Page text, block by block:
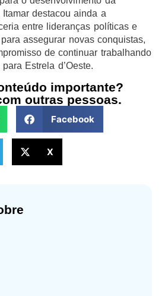
destacou ainda a
entre lideranças políticas e
assegurar novas conquistas,
de continuar trabalhando
Estrela d’Oeste.
importante?
outras pessoas.
Facebook
X